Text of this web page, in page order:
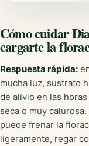
Cómo cuidar
cargarte la
Respuesta rápida:
mucha luz, sustrato
de alivio en las
seca o muy
puede frenar la
ligeramente, regar